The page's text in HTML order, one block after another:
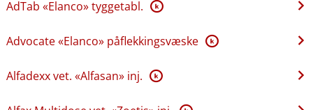
AdTab «Elanco» tyggetabl. K
Advocate «Elanco» påflekkingsvæske K
Alfadexx vet. «Alfasan» inj. K